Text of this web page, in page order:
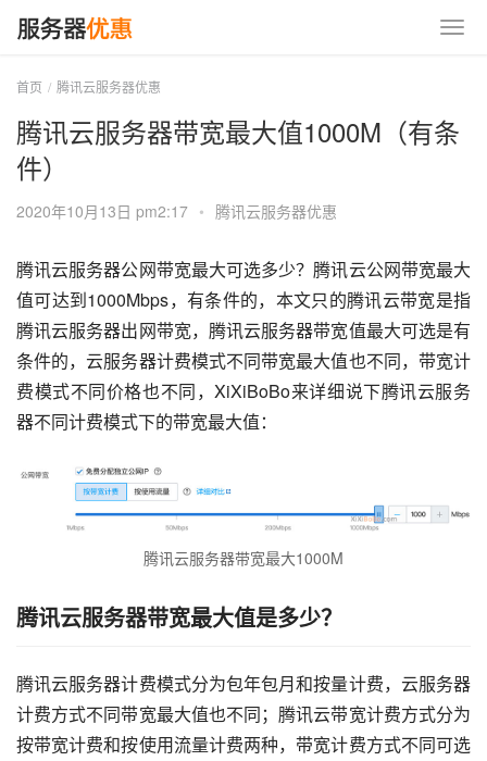
首页 腾讯云服务器优惠
腾讯云服务器带宽最大值1000M（有条
件）
2020年10月13日 pm2:17 • 腾讯云服务器优惠
腾讯云服务器公网带宽最大可选多少？腾讯云公网带宽最大
值可达到1000Mbps，有条件的，本文只的腾讯云带宽是指
腾讯云服务器出网带宽，腾讯云服务器带宽值最大可选是有
条件的，云服务器计费模式不同带宽最大值也不同，带宽计
费模式不同价格也不同，XiXiBoBo来详细说下腾讯云服务
器不同计费模式下的带宽最大值：
腾讯云服务器带宽最大1000M
腾讯云服务器带宽最大值是多少？
腾讯云服务器计费模式分为包年包月和按量计费，云服务器
计费方式不同带宽最大值也不同；腾讯云带宽计费方式分为
按带宽计费和按使用流量计费两种，带宽计费方式不同可选